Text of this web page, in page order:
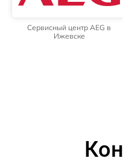
Сервисный центр AEG в
Ижевске